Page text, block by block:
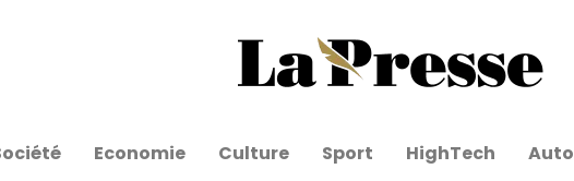
Economie Culture Sport HighTech Auto